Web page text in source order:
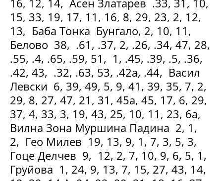
15, 33, 19, 17, 11, 16, 8, 29, 23, 2, 12,
13, Баба Тонка Бунгало, 2, 10, 11,
Белово 38, .61, .37, 2, .26, .34, 47, 28,
.55, .4, .65, .59, 51, 1, .45, .39, .5, .36,
.42, 43, .32, .63, 53, .42а, .44, Васил
Левски 6, 39, 49, 5, 9, 41, 39, 35, 7, 2,
29, 8, 27, 47, 21, 31, 45а, 45, 17, 6, 29,
37, 4, 33, 3, 19, 43, 25, 10, 11, 23, 6а,
Вилна Зона Муршина Падина 2, 1,
2, Гео Милев 19, 13, 9, 1, 7, 3, 5, 3,
Гоце Делчев 9, 12, 2, 7, 10, 9, 6, 5, 1,
Груйова 1, 24, 9, 13, 7, 15, 27, 43, 14,